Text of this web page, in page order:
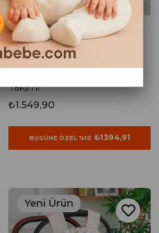
Takımı
₺1.549,90
BUGÜNE ÖZEL %10 ₺1394,91
Yeni Ürün